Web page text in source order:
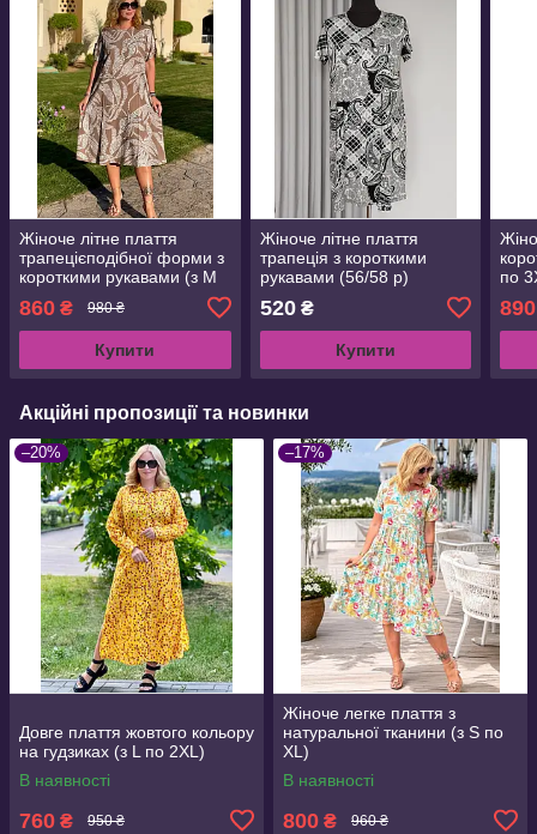
Жіноче літне плаття
трапецієподібної форми з
короткими рукавами (з M
860 ₴ 980 ₴
Купити
Жіноче літне плаття
трапеція з короткими
рукавами (56/58 р)
520₴
Купити
по
890
Акційні пропозиції та новинки
–20%
Довге плаття жовтого кольору
на гудзиках (з L по 2XL)
В наявності
760 ₴ 950 ₴
–17%
Жіноче легке плаття з
натуральної тканини (з S по
XL)
В наявності
800 ₴ 960 ₴